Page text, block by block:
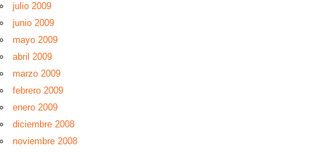
julio 2009
junio 2009
mayo 2009
abril 2009
marzo 2009
febrero 2009
enero 2009
diciembre 2008
noviembre 2008